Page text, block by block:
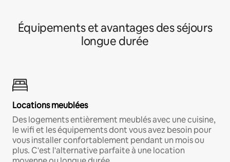
Équipements et avantages des séjours
longue durée
Locations meublées
Des logements entièrement meublés avec une cuisine,
le wifi et les équipements dont vous avez besoin pour
vous installer confortablement pendant un mois ou
plus. C'est l'alternative parfaite à une location